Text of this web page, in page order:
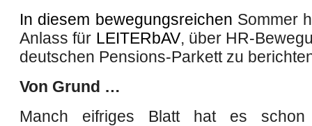
In diesem bewegungsreichen Sommer
Anlass für LEITERbAV, über HR-
deutschen Pensions-Parkett zu
Von Grund …
Manch eifriges Blatt hat es schon